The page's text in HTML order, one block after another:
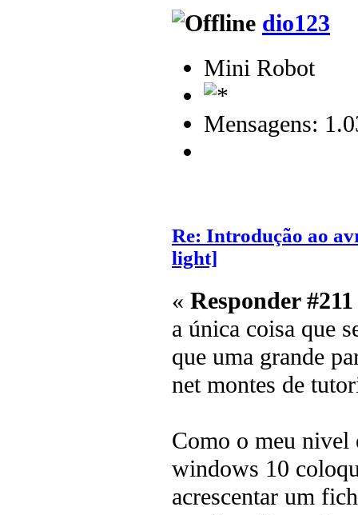
dio123
Mini Robot
Mensagens:
Re: Introdução ao
light]
« Responder
a única coisa que
que uma grande
net montes de
Como o meu nivel
windows 10
acrescentar um